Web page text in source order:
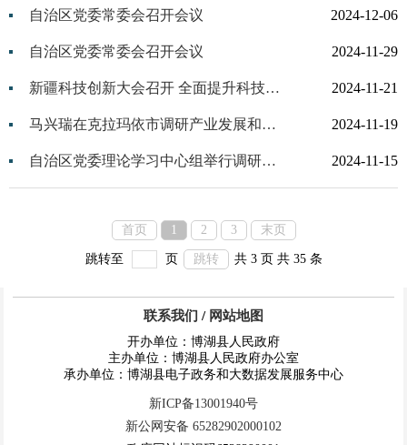
2024-12-06
自治区党委常委会召开会议
2024-11-29
自治区党委常委会召开会议
2024-11-21
新疆科技创新大会召开 全面提升科技创新能力 加快建设科技强区
2024-11-19
马兴瑞在克拉玛依市调研产业发展和安全稳定工作
2024-11-15
自治区党委理论学习中心组举行调研成果交流会
首页 1 2 3 末页
跳转至 页 跳转 共 3 页 共 35 条
联系我们 / 网站地图
开办单位：博湖县人民政府
主办单位：博湖县人民政府办公室
承办单位：博湖县电子政务和大数据发展服务中心
新ICP备13001940号
新公网安备 65282902000102